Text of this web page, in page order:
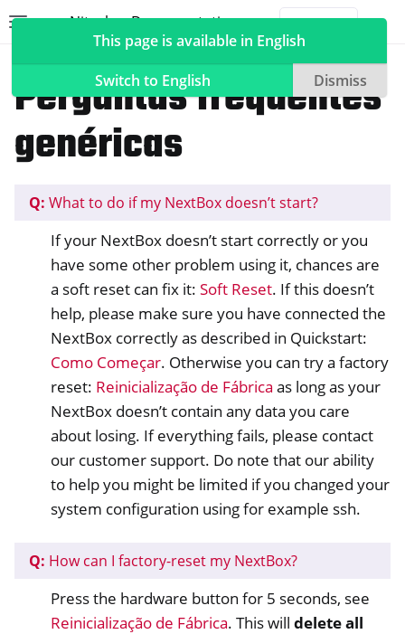
Nitrokey Documentation
navigation of NitroPad, NitroPC
navigation of NextBox
navigation of Sincronização de secretária e móvel
navigation of Gestão de Acesso Remoto
navigation of Documentação Técnica
Perguntas frequentes
genéricas
Q: What to do if my NextBox doesn’t start?
If your NextBox doesn’t start correctly or you
have some other problem using it, chances are
a soft reset can fix it: Soft Reset. If this doesn’t
help, please make sure you have connected the
NextBox correctly as described in Quickstart:
Como Começar. Otherwise you can try a factory
reset: Reinicialização de Fábrica as long as your
NextBox doesn’t contain any data you care
about losing. If everything fails, please contact
our customer support. Do note that our ability
to help you might be limited if you changed your
system configuration using for example ssh.
Q: How can I factory-reset my NextBox?
Press the hardware button for 5 seconds, see
Reinicialização de Fábrica. This will delete all
This page is available in English
Switch to English
Dismiss